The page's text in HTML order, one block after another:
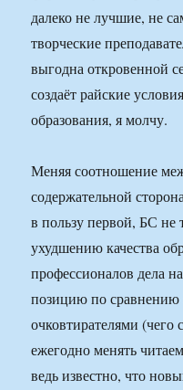
далеко не лучшие, не
творческие
выгодна откровенной
создаёт райские
образования, я молчу.
Меняя соотношение
содержательной
в пользу первой, БС не
ухудшению качества
профессионалов дела
позицию по сравнению
очковтирателями
ежегодно менять
ведь известно, что